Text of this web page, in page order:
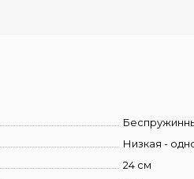
Низкая -
24 см